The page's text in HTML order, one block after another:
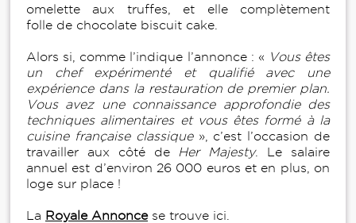
omelette aux truffes, et elle complètement
folle de chocolate biscuit cake.
Alors si, comme l’indique l’annonce : « Vous êtes
un chef expérimenté et qualifié avec une
expérience dans la restauration de premier plan.
Vous avez une connaissance approfondie des
techniques alimentaires et vous êtes formé à la
cuisine française classique», c’est l’occasion de
travailler aux côté de Her Majesty. Le salaire
annuel est d’environ 26 000 euros et en plus, on
loge sur place !
La Royale Annoncese trouve ici.